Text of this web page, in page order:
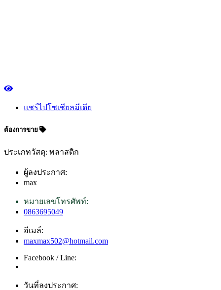
แชร์ไปโซเชียลมีเดีย
ต้องการขาย
ประเภทวัสดุ: พลาสติก
ผู้ลงประกาศ:
max
หมายเลขโทรศัพท์:
0863695049
อีเมล์:
maxmax502@hotmail.com
Facebook / Line:
วันที่ลงประกาศ: